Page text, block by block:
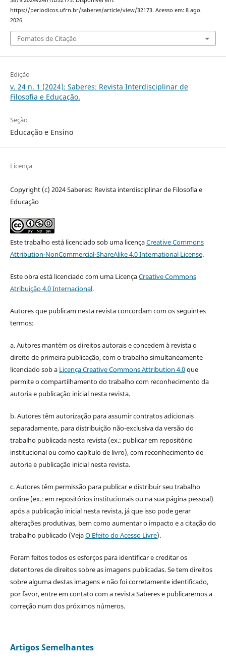
https://periodicos.ufrn.br/saberes/article/view/32173. Acesso em: 8 ago.
2026.
Fomatos de Citação
Edição
v. 24 n. 1 (2024): Saberes: Revista Interdisciplinar de
Filosofia e Educação.
Seção
Educação e Ensino
Licença
Copyright (c) 2024 Saberes: Revista interdisciplinar de Filosofia e
Educação
Este trabalho está licenciado sob uma licençaCreative Commons
Attribution-NonCommercial-ShareAlike 4.0 International License.
Este obra está licenciado com uma LicençaCreative Commons
Atribuição 4.0 Internacional.
Autores que publicam nesta revista concordam com os seguintes
termos:
a. Autores mantém os direitos autorais e concedem à revista o
direito de primeira publicação, com o trabalho simultaneamente
licenciado sob a Licença Creative Commons Attribution 4.0que
permite o compartilhamento do trabalho com reconhecimento da
autoria e publicação inicial nesta revista.
b. Autores têm autorização para assumir contratos adicionais
separadamente, para distribuição não-exclusiva da versão do
trabalho publicada nesta revista (ex.: publicar em repositório
institucional ou como capítulo de livro), com reconhecimento de
autoria e publicação inicial nesta revista.
c. Autores têm permissão para publicar e distribuir seu trabalho
online (ex.: em repositórios institucionais ou na sua página pessoal)
após a publicação inicial nesta revista, já que isso pode gerar
alterações produtivas, bem como aumentar o impacto e a citação do
trabalho publicado (VejaO Efeito do Acesso Livre).
Foram feitos todos os esforços para identificar e creditar os
detentores de direitos sobre as imagens publicadas. Se tem direitos
sobre alguma destas imagens e não foi corretamente identificado,
por favor, entre em contato com a revista Saberes e publicaremos a
correção num dos próximos números.
Artigos Semelhantes